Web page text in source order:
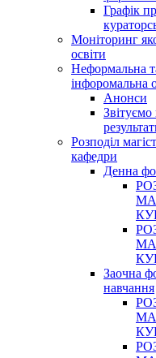
Графік
Моніторинг
освіти
Неформальна
інфоромальна
Анонси
Звітуємо
Розподіл
кафедри
Денна
Заочна
навчання